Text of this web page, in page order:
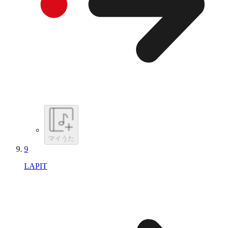
マイうた
9
LAPIT